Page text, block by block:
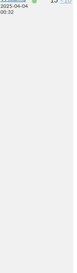
2025-04-04
00:32